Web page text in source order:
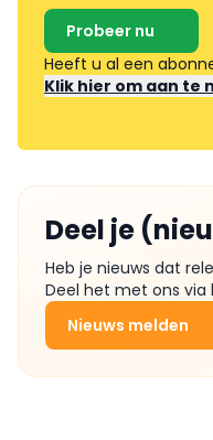
Probeer nu
Heeft u al een
Klik hier om aan te
Deel je
Heb je nieuws dat
Deel het met ons
Nieuws melden